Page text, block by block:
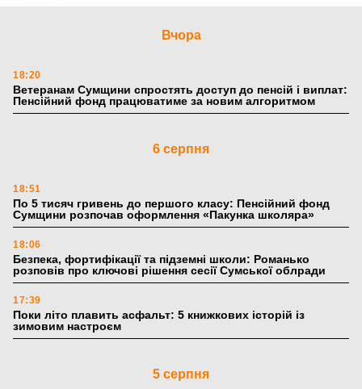
Вчора
18:20
Ветеранам Сумщини спростять доступ до пенсій і виплат:
Пенсійний фонд працюватиме за новим алгоритмом
6 серпня
18:51
По 5 тисяч гривень до першого класу: Пенсійний фонд
Сумщини розпочав оформлення «Пакунка школяра»
18:06
Безпека, фортифікації та підземні школи: Романько
розповів про ключові рішення сесії Сумської облради
17:39
Поки літо плавить асфальт: 5 книжкових історій із
зимовим настроєм
5 серпня